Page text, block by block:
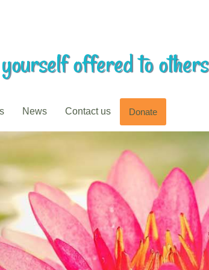
offered to others
News Contact us Donate